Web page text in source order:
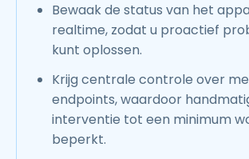
Bewaak de status van het
realtime, zodat u proactief
kunt oplossen.
Krijg centrale controle over
endpoints, waardoor
interventie tot een minimum
beperkt.